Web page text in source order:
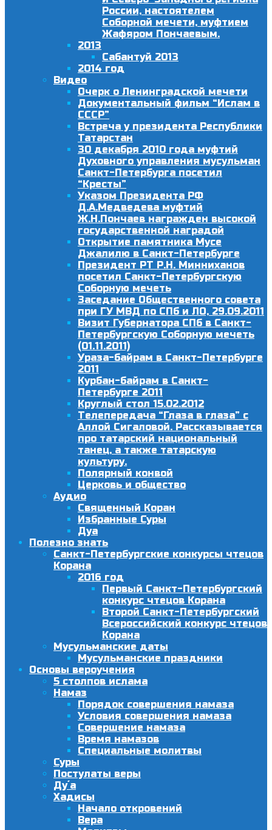
России, настоятелем
Соборной мечети, муфтием
Жафяром Пончаевым.
2013
Сабантуй 2013
2014 год
Видео
Очерк о Ленинградской мечети
Документальный фильм “Ислам в
СССР”
Встреча у президента Республики
Татарстан
30 декабря 2010 года муфтий
Духовного управления мусульман
Санкт-Петербурга посетил
“Кресты”
Указом Президента РФ
Д.А.Медведева муфтий
Ж.Н.Пончаев награжден высокой
государственной наградой
Открытие памятника Мусе
Джалилю в Санкт-Петербурге
Президент РТ Р.Н. Минниханов
посетил Санкт-Петербургскую
Соборную мечеть
Заседание Общественного совета
при ГУ МВД по СПб и ЛО, 29.09.2011
Визит Губернатора СПб в Санкт-
Петербургскую Соборную мечеть
(01.11.2011)
Ураза-байрам в Санкт-Петербурге
2011
Курбан-байрам в Санкт-
Петербурге 2011
Круглый стол 15.02.2012
Телепередача “Глаза в глаза” с
Аллой Сигаловой. Рассказывается
про татарский национальный
танец, а также татарскую
культуру.
Полярный конвой
Церковь и общество
Аудио
Священный Коран
Избранные Суры
Дуа
Полезно знать
Санкт-Петербургские конкурсы чтецов
Корана
2016 год
Первый Санкт-Петербургский
конкурс чтецов Корана
Второй Санкт-Петербургский
Всероссийский конкурс чтецов
Корана
Мусульманские даты
Мусульманские праздники
Основы вероучения
5 столпов ислама
Намаз
Порядок совершения намаза
Условия совершения намаза
Совершение намаза
Время намазов
Специальные молитвы
Суры
Постулаты веры
Ду´а
Хадисы
Начало откровений
Вера